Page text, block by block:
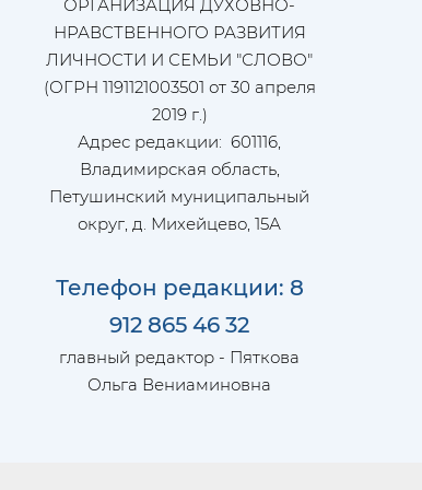
ОРГАНИЗАЦИЯ ДУХОВНО-
НРАВСТВЕННОГО РАЗВИТИЯ
ЛИЧНОСТИ И СЕМЬИ "СЛОВО"
(ОГРН 1191121003501 от 30 апреля
2019 г.)
Адрес редакции: 601116,
Владимирская область,
Петушинский муниципальный
округ, д. Михейцево, 15А
Телефон редакции: 8
912 865 46 32
главный редактор - Пяткова
Ольга Вениаминовна